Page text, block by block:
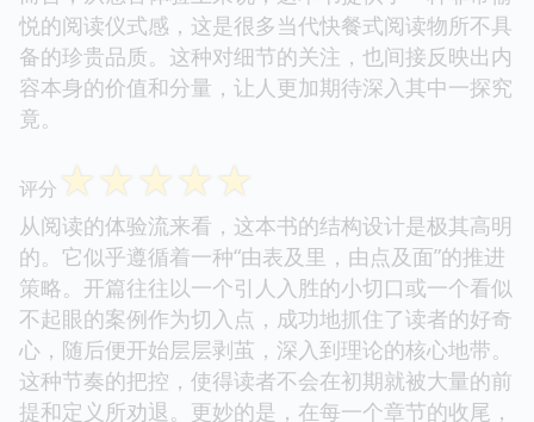
悦的阅读仪式感，这是很多当代快餐式阅读物所不具
备的珍贵品质。这种对细节的关注，也间接反映出内
容本身的价值和分量，让人更加期待深入其中一探究
竟。
评分 ☆☆☆☆☆
从阅读的体验流来看，这本书的结构设计是极其高明
的。它似乎遵循着一种“由表及里，由点及面”的推进
策略。开篇往往以一个引人入胜的小切口或一个看似
不起眼的案例作为切入点，成功地抓住了读者的好奇
心，随后便开始层层剥茧，深入到理论的核心地带。
这种节奏的把控，使得读者不会在初期就被大量的前
提和定义所劝退。更妙的是，在每一个章节的收尾，